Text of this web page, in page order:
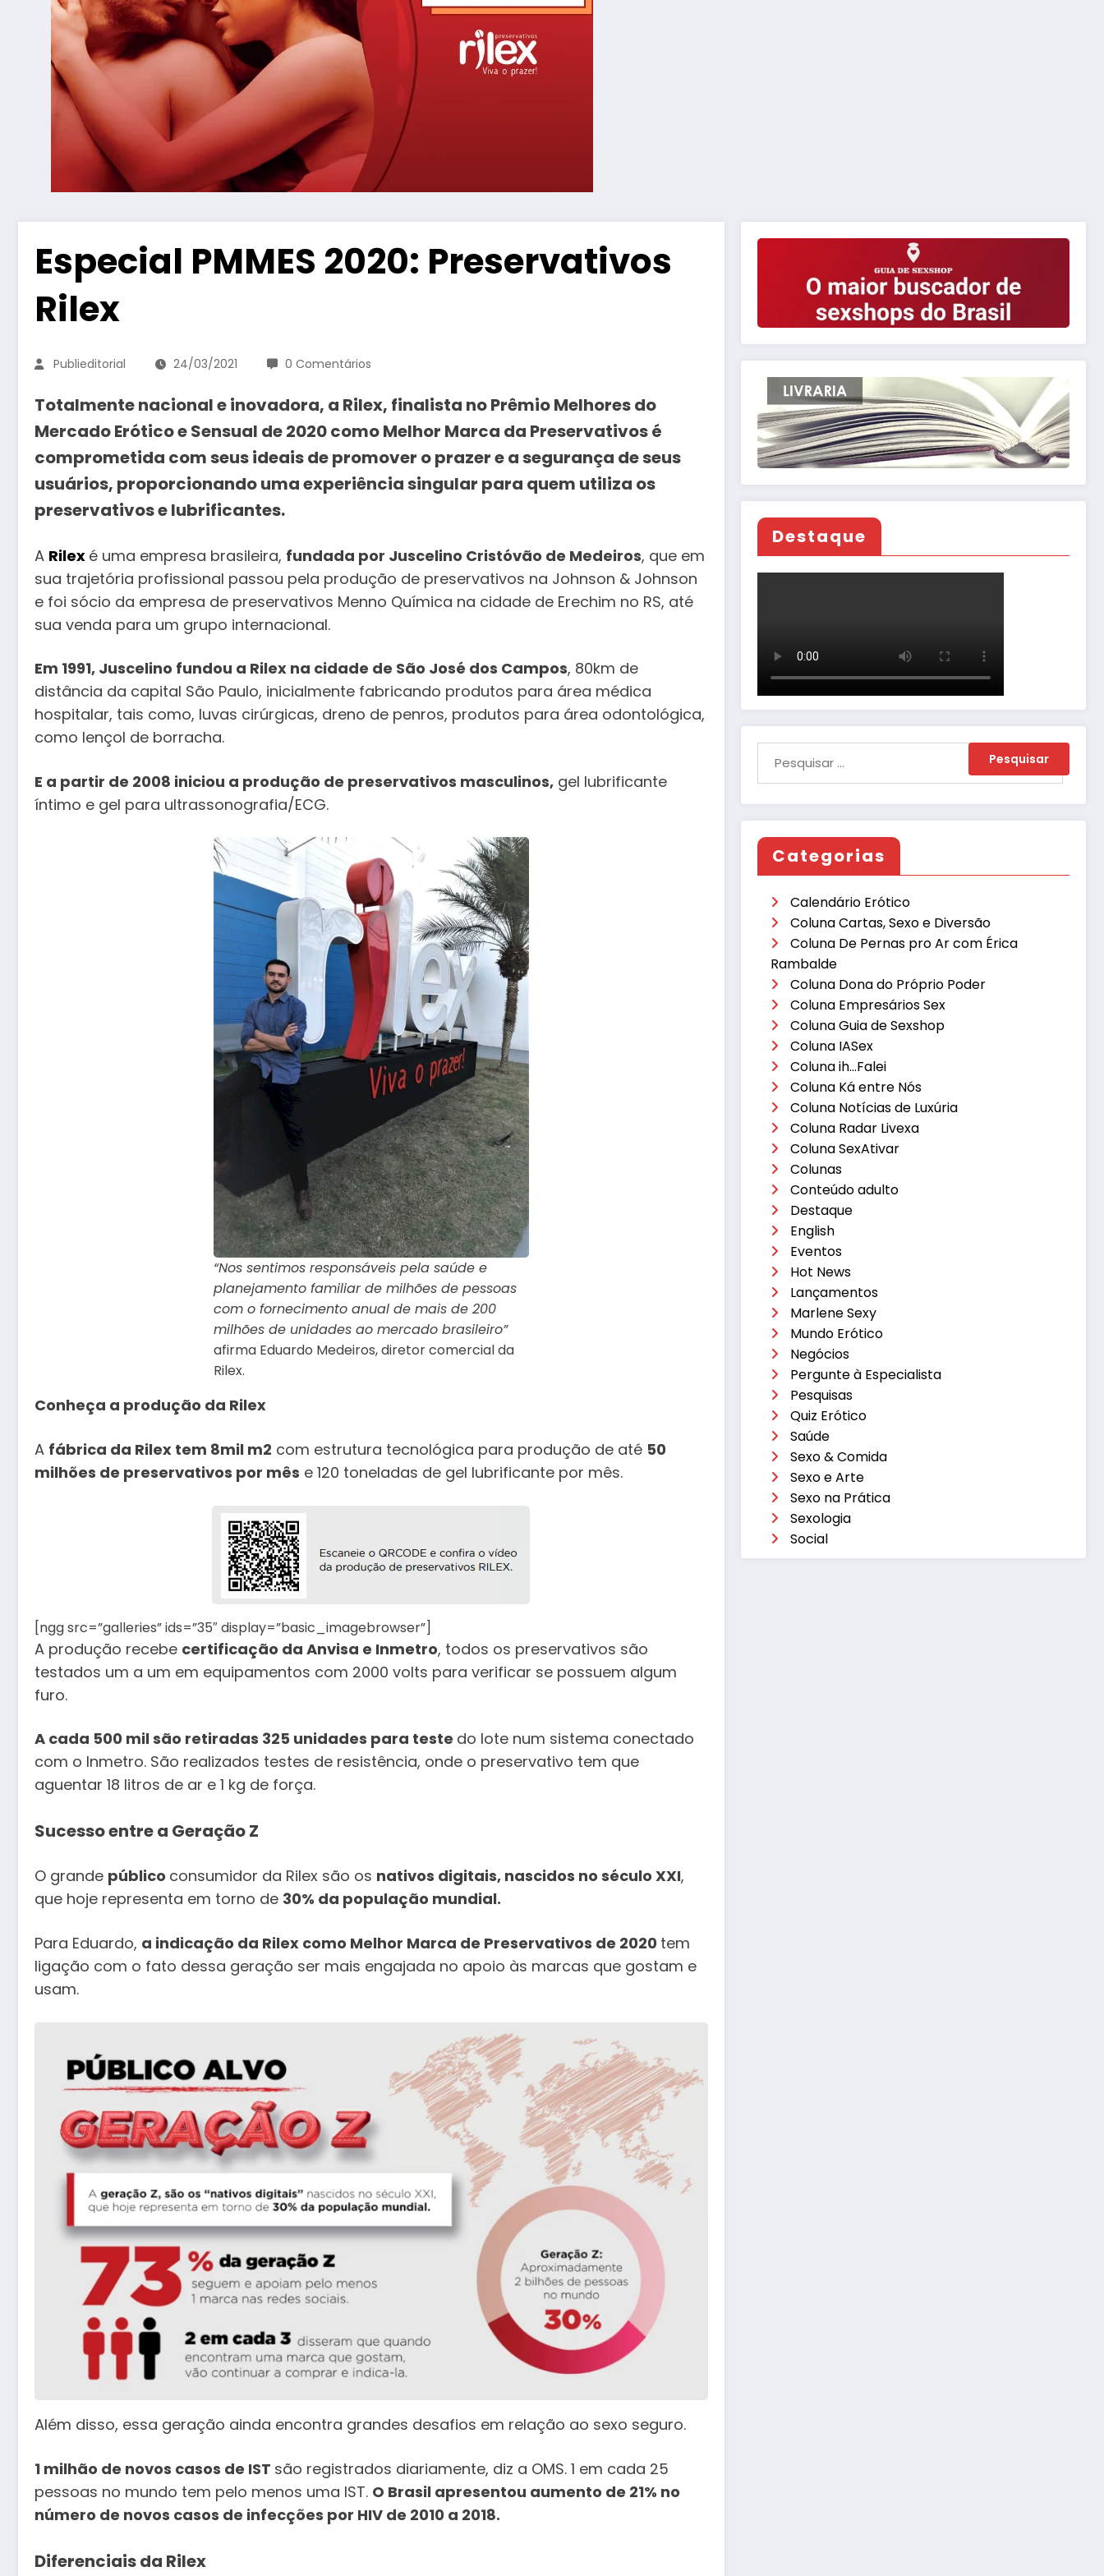
Especial PMMES 2020: Preservativos
Rilex
Publieditorial 24/03/2021 0 Comentários
Totalmente nacional e inovadora, a Rilex, finalista no Prêmio Melhores do
Mercado Erótico e Sensual de 2020 como Melhor Marca da Preservativos é
comprometida com seus ideais de promover o prazer e a segurança de seus
usuários, proporcionando uma experiência singular para quem utiliza os
preservativos e lubrificantes.
A Rilex é uma empresa brasileira, fundada por Juscelino Cristóvão de Medeiros, que em
sua trajetória profissional passou pela produção de preservativos na Johnson & Johnson
e foi sócio da empresa de preservativos Menno Química na cidade de Erechim no RS, até
sua venda para um grupo internacional.
Em 1991, Juscelino fundou a Rilex na cidade de São José dos Campos, 80km de
distância da capital São Paulo, inicialmente fabricando produtos para área médica
hospitalar, tais como, luvas cirúrgicas, dreno de penros, produtos para área odontológica,
como lençol de borracha.
E a partir de 2008 iniciou a produção de preservativos masculinos, gel lubrificante
íntimo e gel para ultrassonografia/ECG.
“Nos sentimos responsáveis pela saúde e
planejamento familiar de milhões de pessoas
com o fornecimento anual de mais de 200
milhões de unidades ao mercado brasileiro”
afirma Eduardo Medeiros, diretor comercial da
Rilex.
Conheça a produção da Rilex
A fábrica da Rilex tem 8mil m2 com estrutura tecnológica para produção de até 50
milhões de preservativos por mês e 120 toneladas de gel lubrificante por mês.
[ngg src=”galleries” ids=”35″ display=”basic_imagebrowser”]
A produção recebe certificação da Anvisa e Inmetro, todos os preservativos são
testados um a um em equipamentos com 2000 volts para verificar se possuem algum
furo.
A cada 500 mil são retiradas 325 unidades para teste do lote num sistema conectado
com o Inmetro. São realizados testes de resistência, onde o preservativo tem que
aguentar 18 litros de ar e 1 kg de força.
Sucesso entre a Geração Z
O grande público consumidor da Rilex são os nativos digitais, nascidos no século XXI,
que hoje representa em torno de 30% da população mundial.
Para Eduardo, a indicação da Rilex como Melhor Marca de Preservativos de 2020 tem
ligação com o fato dessa geração ser mais engajada no apoio às marcas que gostam e
usam.
Além disso, essa geração ainda encontra grandes desafios em relação ao sexo seguro.
1 milhão de novos casos de IST são registrados diariamente, diz a OMS. 1 em cada 25
pessoas no mundo tem pelo menos uma IST. O Brasil apresentou aumento de 21% no
número de novos casos de infecções por HIV de 2010 a 2018.
Diferenciais da Rilex
Destaque
Categorias
Calendário Erótico
Coluna Cartas, Sexo e Diversão
Coluna De Pernas pro Ar com Érica
Rambalde
Coluna Dona do Próprio Poder
Coluna Empresários Sex
Coluna Guia de Sexshop
Coluna IASex
Coluna ih…Falei
Coluna Ká entre Nós
Coluna Notícias de Luxúria
Coluna Radar Livexa
Coluna SexAtivar
Colunas
Conteúdo adulto
Destaque
English
Eventos
Hot News
Lançamentos
Marlene Sexy
Mundo Erótico
Negócios
Pergunte à Especialista
Pesquisas
Quiz Erótico
Saúde
Sexo & Comida
Sexo e Arte
Sexo na Prática
Sexologia
Social